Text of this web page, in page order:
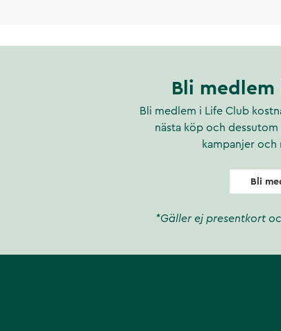
Bli
Bli medlem i Life Club
nästa köp och
kampanjer och
Bli
*Gäller ej presentkort